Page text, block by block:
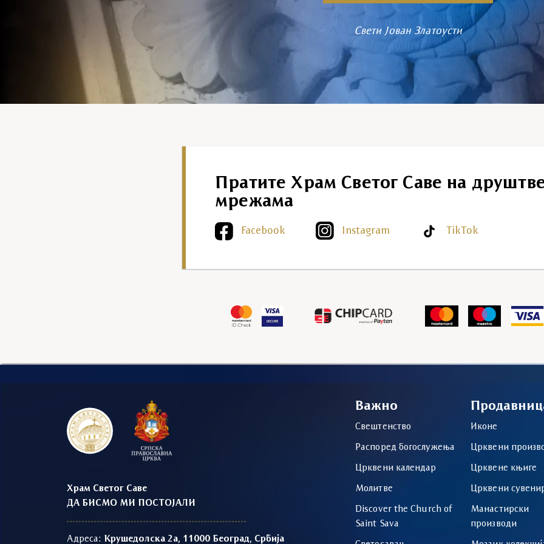
Свети Јован Златоусти
Пратите Храм Светог Саве на
мрежама
Facebook Instagram TikTok
Храм Светог Саве
ДА БИСМО МИ ПОСТОЈАЛИ
Адреса: Крушедолска 2а, 11000 Београд, Србија
Важно
Свештенство
Распоред богослужења
Црквени календар
Молитве
Discover the Church of
Saint Sava
Иконе
Црквени
Црквене књиге
Црквени
Манастирски
производи